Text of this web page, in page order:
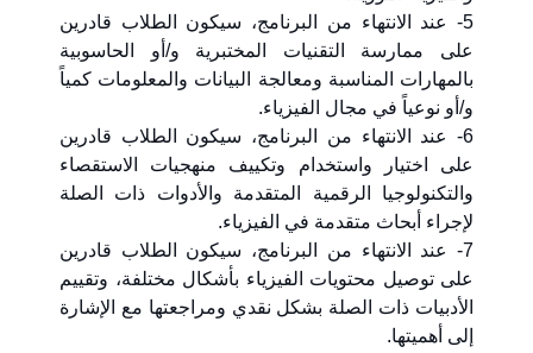
5- عند الانتهاء من البرنامج، سيكون الطلاب قادرين
على ممارسة التقنيات المختبرية و/أو الحاسوبية
بالمهارات المناسبة ومعالجة البيانات والمعلومات كمياً
و/أو نوعياً في مجال الفيزياء.
6- عند الانتهاء من البرنامج، سيكون الطلاب قادرين
على اختيار واستخدام وتكييف منهجيات الاستقصاء
والتكنولوجيا الرقمية المتقدمة والأدوات ذات الصلة
لإجراء أبحاث متقدمة في الفيزياء.
7- عند الانتهاء من البرنامج، سيكون الطلاب قادرين
على توصيل محتويات الفيزياء بأشكال مختلفة، وتقييم
الأدبيات ذات الصلة بشكل نقدي ومراجعتها مع الإشارة
إلى أهميتها.